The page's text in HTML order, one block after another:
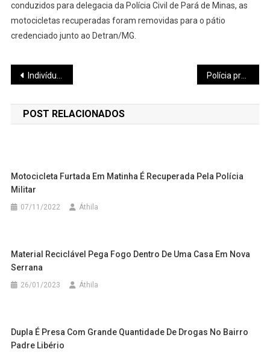
conduzidos para delegacia da Polícia Civil de Pará de Minas, as
motocicletas recuperadas foram removidas para o pátio
credenciado junto ao Detran/MG.
Navegação
de
Post
Indivíduo com extensa ficha criminal é preso pela PM no bairro Vila Raquel
POST RELACIONADOS
Motocicleta Furtada Em Matinha É Recuperada Pela Polícia
Militar
07/11/2022 Áthila
Material Reciclável Pega Fogo Dentro De Uma Casa Em Nova
Serrana
26/01/2023 Áthila
Dupla É Presa Com Grande Quantidade De Drogas No Bairro
Padre Libério